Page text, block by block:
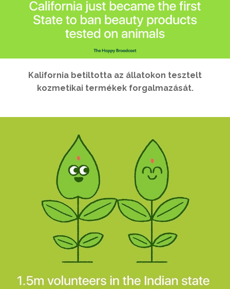
Kalifornia betiltotta az állatokon tesztelt
kozmetikai termékek forgalmazását.